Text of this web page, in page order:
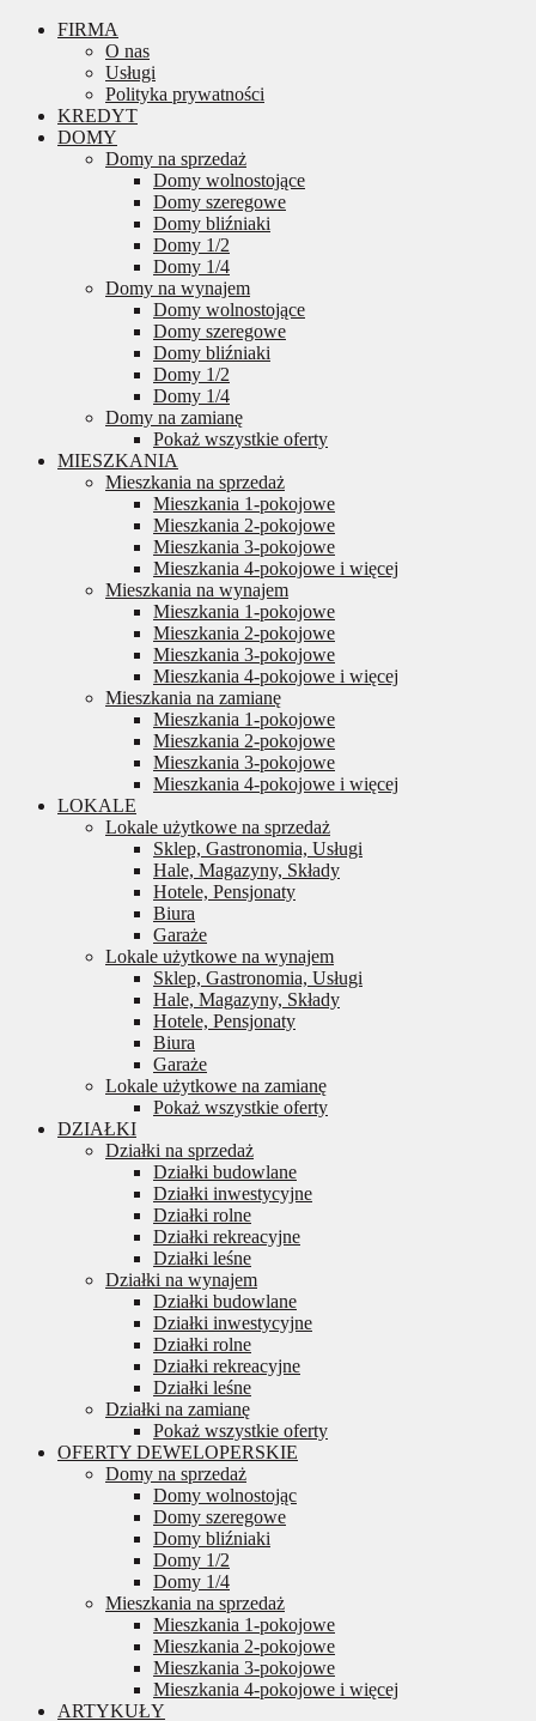
FIRMA
O nas
Usługi
Polityka prywatności
KREDYT
DOMY
Domy na sprzedaż
Domy wolnostojące
Domy szeregowe
Domy bliźniaki
Domy 1/2
Domy 1/4
Domy na wynajem
Domy wolnostojące
Domy szeregowe
Domy bliźniaki
Domy 1/2
Domy 1/4
Domy na zamianę
Pokaż wszystkie oferty
MIESZKANIA
Mieszkania na sprzedaż
Mieszkania 1-pokojowe
Mieszkania 2-pokojowe
Mieszkania 3-pokojowe
Mieszkania 4-pokojowe i więcej
Mieszkania na wynajem
Mieszkania 1-pokojowe
Mieszkania 2-pokojowe
Mieszkania 3-pokojowe
Mieszkania 4-pokojowe i więcej
Mieszkania na zamianę
Mieszkania 1-pokojowe
Mieszkania 2-pokojowe
Mieszkania 3-pokojowe
Mieszkania 4-pokojowe i więcej
LOKALE
Lokale użytkowe na sprzedaż
Sklep, Gastronomia, Usługi
Hale, Magazyny, Składy
Hotele, Pensjonaty
Biura
Garaże
Lokale użytkowe na wynajem
Sklep, Gastronomia, Usługi
Hale, Magazyny, Składy
Hotele, Pensjonaty
Biura
Garaże
Lokale użytkowe na zamianę
Pokaż wszystkie oferty
DZIAŁKI
Działki na sprzedaż
Działki budowlane
Działki inwestycyjne
Działki rolne
Działki rekreacyjne
Działki leśne
Działki na wynajem
Działki budowlane
Działki inwestycyjne
Działki rolne
Działki rekreacyjne
Działki leśne
Działki na zamianę
Pokaż wszystkie oferty
OFERTY DEWELOPERSKIE
Domy na sprzedaż
Domy wolnostojąc
Domy szeregowe
Domy bliźniaki
Domy 1/2
Domy 1/4
Mieszkania na sprzedaż
Mieszkania 1-pokojowe
Mieszkania 2-pokojowe
Mieszkania 3-pokojowe
Mieszkania 4-pokojowe i więcej
ARTYKUŁY